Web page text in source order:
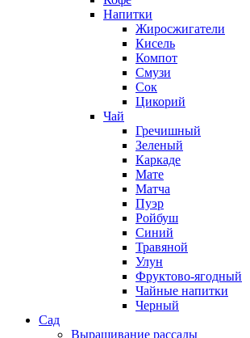
Напитки
Жиросжигатели
Кисель
Компот
Смузи
Сок
Цикорий
Чай
Гречишный
Зеленый
Каркаде
Мате
Матча
Пуэр
Ройбуш
Синий
Травяной
Улун
Фруктово-ягодный
Чайные напитки
Черный
Сад
Выращивание рассады